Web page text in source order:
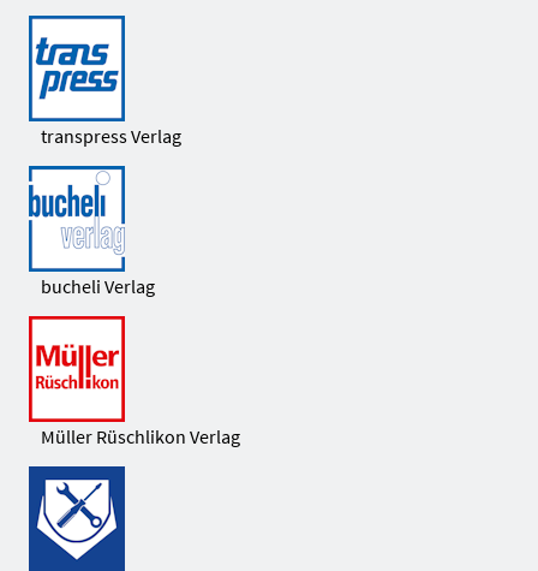
transpress Verlag
bucheli Verlag
Müller Rüschlikon Verlag